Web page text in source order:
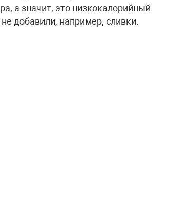
а значит, это низкокалорийный
добавили, например, сливки.